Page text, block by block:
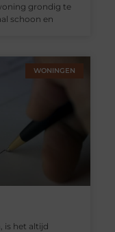
grondig te
schoon en
WONINGEN
is het altijd